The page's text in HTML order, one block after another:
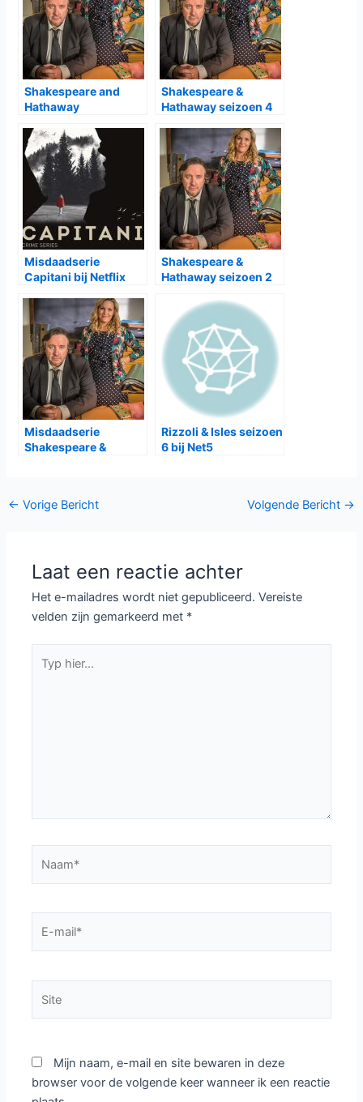
Shakespeare and
Hathaway
bij BBC First
Shakespeare &
Hathaway seizoen 4
Misdaadserie
Capitani bij Netflix
Shakespeare &
Hathaway seizoen 2
Misdaadserie
Shakespeare &
Rizzoli & Isles seizoen
6 bij Net5
Bericht
← Vorige Bericht Volgende Bericht →
Laat een reactie achter
Het e-mailadres wordt niet gepubliceerd. Vereiste
velden zijn gemarkeerd met *
hier...
mail*
Mijn naam, e-mail en site bewaren in deze
browser voor de volgende keer wanneer ik een reactie